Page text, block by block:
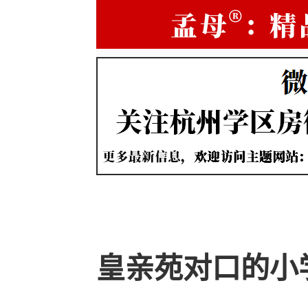
皇亲苑对口的小